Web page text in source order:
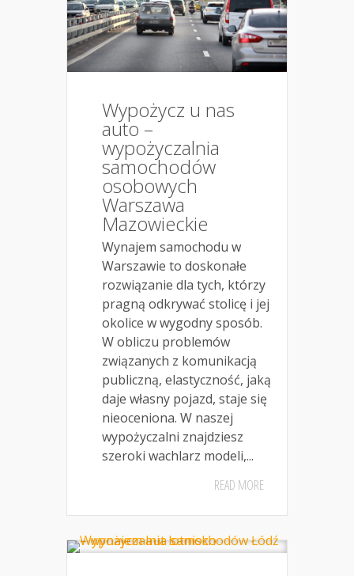
Wypożycz u nas
auto –
wypożyczalnia
samochodów
osobowych
Warszawa
Mazowieckie
Wynajem samochodu w
Warszawie to doskonałe
rozwiązanie dla tych, którzy
pragną odkrywać stolicę i jej
okolice w wygodny sposób.
W obliczu problemów
związanych z komunikacją
publiczną, elastyczność, jaką
daje własny pojazd, staje się
nieoceniona. W naszej
wypożyczalni znajdziesz
szeroki wachlarz modeli,...
READ MORE